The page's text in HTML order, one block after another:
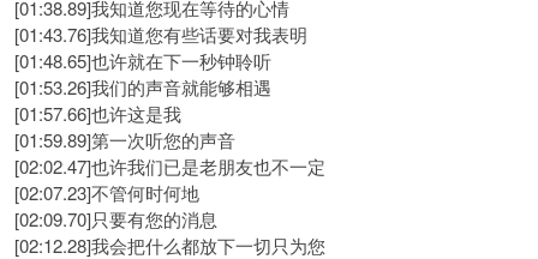
[01:38.89]我知道您现在等待的心情
[01:43.76]我知道您有些话要对我表明
[01:48.65]也许就在下一秒钟聆听
[01:53.26]我们的声音就能够相遇
[01:57.66]也许这是我
[01:59.89]第一次听您的声音
[02:02.47]也许我们已是老朋友也不一定
[02:07.23]不管何时何地
[02:09.70]只要有您的消息
[02:12.28]我会把什么都放下一切只为您